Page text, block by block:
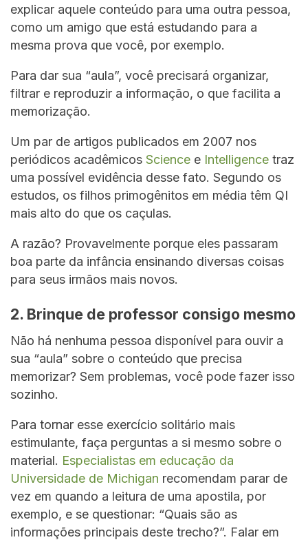
explicar aquele conteúdo para uma outra pessoa,
como um amigo que está estudando para a
mesma prova que você, por exemplo.
Para dar sua “aula”, você precisará organizar,
filtrar e reproduzir a informação, o que facilita a
memorização.
Um par de artigos publicados em 2007 nos
periódicos acadêmicos Science e Intelligence traz
uma possível evidência desse fato. Segundo os
estudos, os filhos primogênitos em média têm QI
mais alto do que os caçulas.
A razão? Provavelmente porque eles passaram
boa parte da infância ensinando diversas coisas
para seus irmãos mais novos.
2. Brinque de professor consigo mesmo
Não há nenhuma pessoa disponível para ouvir a
sua “aula” sobre o conteúdo que precisa
memorizar? Sem problemas, você pode fazer isso
sozinho.
Para tornar esse exercício solitário mais
estimulante, faça perguntas a si mesmo sobre o
material. Especialistas em educação da
Universidade de Michigan recomendam parar de
vez em quando a leitura de uma apostila, por
exemplo, e se questionar: “Quais são as
informações principais deste trecho?”. Falar em